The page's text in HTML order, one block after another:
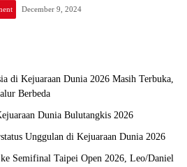
December 9, 2024
di Kejuaraan Dunia 2026 Masih Terbuka,
Berbeda
Dunia Bulutangkis 2026
Unggulan di Kejuaraan Dunia 2026
Semifinal Taipei Open 2026, Leo/Daniel